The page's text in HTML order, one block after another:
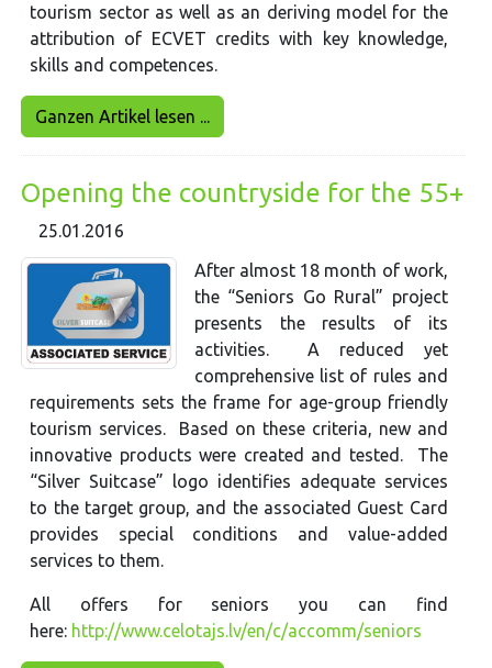
tourism sector as well as an deriving model for the
attribution of ECVET credits with key knowledge,
skills and competences.
Ganzen Artikel lesen ...
Opening the countryside for the 55+
25.01.2016
After almost 18 month of work,
the “Seniors Go Rural” project
presents the results of its
activities. A reduced yet
comprehensive list of rules and
requirements sets the frame for age-group friendly
tourism services. Based on these criteria, new and
innovative products were created and tested. The
“Silver Suitcase” logo identifies adequate services
to the target group, and the associated Guest Card
provides special conditions and value-added
services to them.
All offers for seniors you can find
here: http://www.celotajs.lv/en/c/accomm/seniors